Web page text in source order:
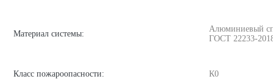
Материал системы:
Алюминиевый
ГОСТ 22233-
Класс пожароопасности: К0